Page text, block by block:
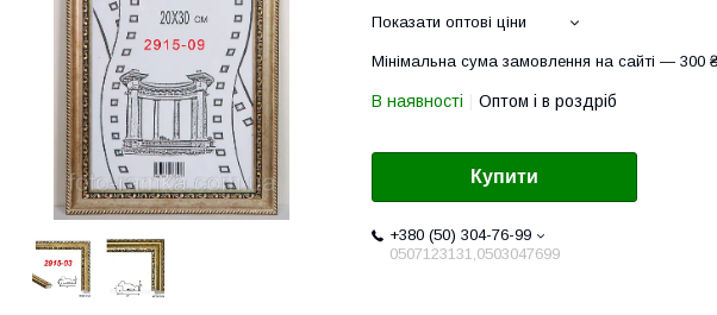
Показати оптові ціни
Мінімальна сума замовлення на сайті — 300 ₴
В наявності Оптом і в роздріб
Купити
+380 (50) 304-76-99
0507123131,0503047699